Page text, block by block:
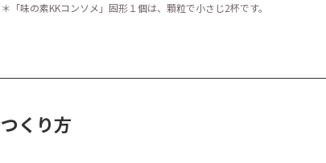
＊ 「味の素KKコンソメ」固形１個は、顆粒で小さじ2杯です。
つくり方